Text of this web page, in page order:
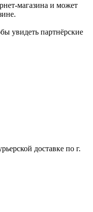
магазина и может
увидеть партнёрские
доставке по г.